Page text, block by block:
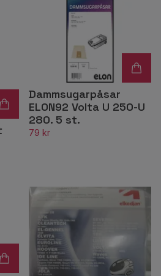
Dammsugarpåsar
ELON92 Volta U 250-U
280. 5 st.
79 kr